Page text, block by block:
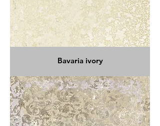
Bavaria ivory